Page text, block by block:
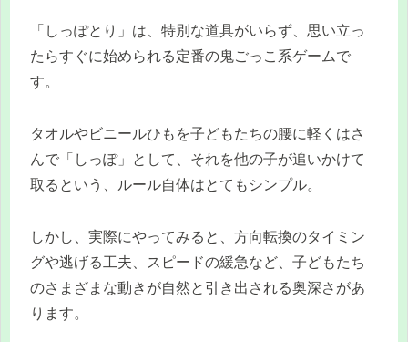
「しっぽとり」は、特別な道具がいらず、思い立っ
たらすぐに始められる定番の鬼ごっこ系ゲームで
す。
タオルやビニールひもを子どもたちの腰に軽くはさ
んで「しっぽ」として、それを他の子が追いかけて
取るという、ルール自体はとてもシンプル。
しかし、実際にやってみると、方向転換のタイミン
グや逃げる工夫、スピードの緩急など、子どもたち
のさまざまな動きが自然と引き出される奥深さがあ
ります。